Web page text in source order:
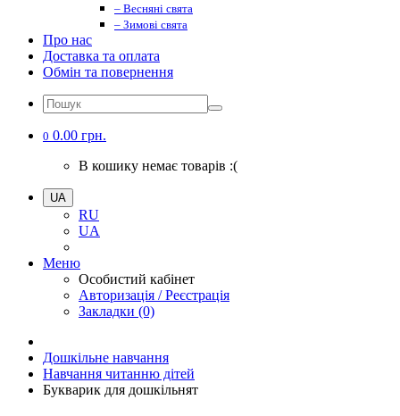
– Весняні свята
– Зимові свята
Про нас
Доставка та оплата
Обмін та повернення
0 0.00 грн.
В кошику немає товарів :(
UA
RU
UA
Меню
Особистий кабінет
Авторизація / Реєстрація
Закладки (0)
Дошкільне навчання
Навчання читанню дітей
Букварик для дошкільнят